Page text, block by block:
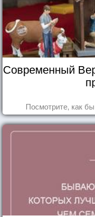
Современный
Посмотрите, как